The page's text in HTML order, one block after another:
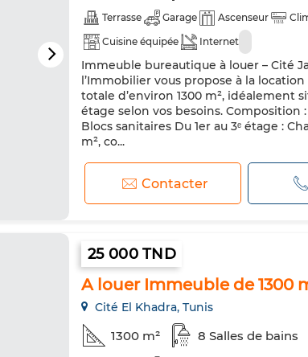
Terrasse Garage Ascenseur
Cuisine équipée
Internet
Immeuble bureautique à louer – Cité
l’Immobilier vous propose à la
totale d’environ 1300 m², idéalement
étage selon vos besoins. Composition :
Blocs sanitaires Du 1er au 3ᵉ étage :
m², co...
Contacter
25 000 TND
A louer Immeuble de 1300
Cité El Khadra, Tunis
1300 m² 8 Salles de bains